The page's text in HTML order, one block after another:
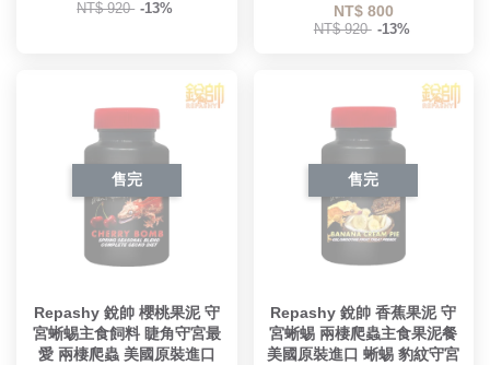
NT$ 920 -13%
NT$ 800
NT$ 920 -13%
售完
Repashy 銳帥 櫻桃果泥 守
宮蜥蜴主食飼料 睫角守宮最
愛 兩棲爬蟲 美國原裝進口
售完
Repashy 銳帥 香蕉果泥 守
宮蜥蜴 兩棲爬蟲主食果泥餐
美國原裝進口 蜥蜴 豹紋守宮